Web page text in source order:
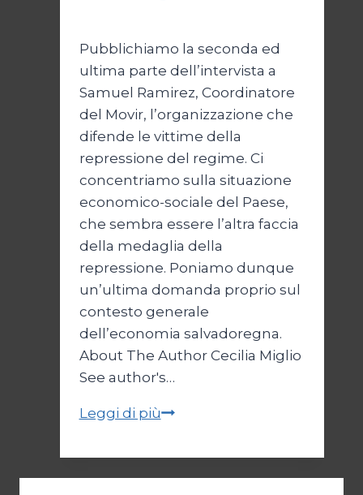
Pubblichiamo la seconda ed
ultima parte dell’intervista a
Samuel Ramirez, Coordinatore
del Movir, l’organizzazione che
difende le vittime della
repressione del regime. Ci
concentriamo sulla situazione
economico-sociale del Paese,
che sembra essere l’altra faccia
della medaglia della
repressione. Poniamo dunque
un’ultima domanda proprio sul
contesto generale
dell’economia salvadoregna.
About The Author Cecilia Miglio
See author's…
Leggi di piùBukele
il
regime